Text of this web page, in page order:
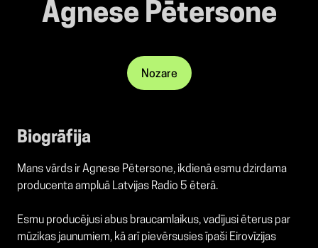
Agnese Pētersone
Nozare
Biogrāfija
Mans vārds ir Agnese Pētersone, ikdienā esmu dzirdama
producenta ampluā Latvijas Radio 5 ēterā.
Esmu producējusi abus braucamlaikus, vadījusi ēterus par
mūzikas jaunumiem, kā arī pievērsusies īpaši Eirovīzijas